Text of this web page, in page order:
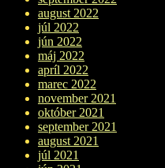
august 2022
júl 2022
jún 2022
máj 2022
apríl 2022
marec 2022
november 2021
október 2021
september 2021
august 2021
júl 2021